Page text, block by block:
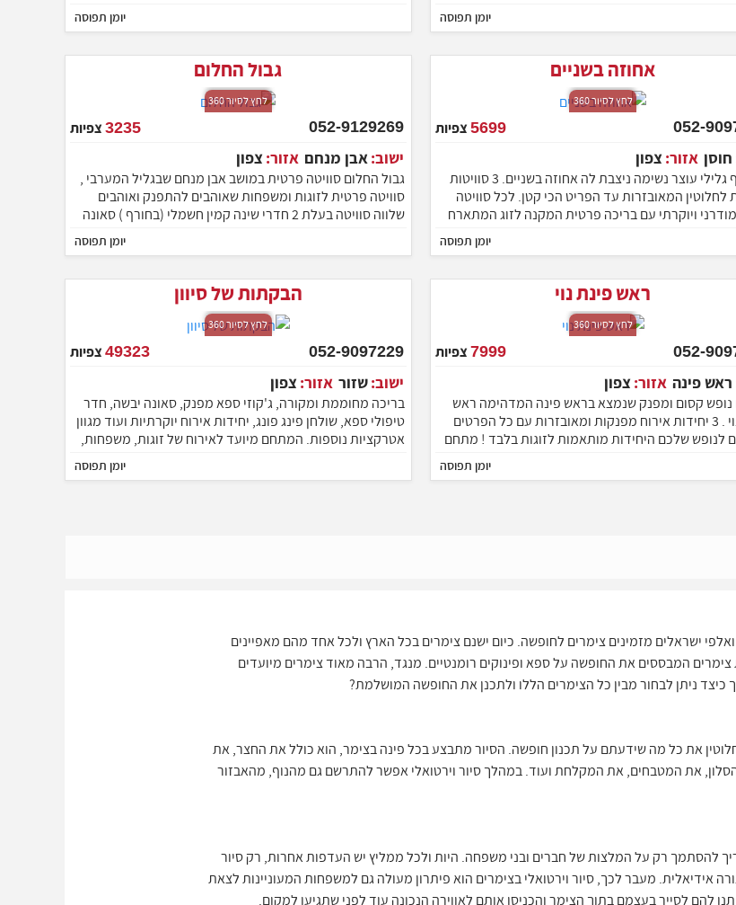
יומן תפוסה
שחיה, ג'קוזי ספא, סאונה ועוד. מחכים לארח אתכם
יומן תפוסה
גבול החלום
לחץ לסיור 360
052-9129269
3235 צפיות
ישוב:אבן מנחם אזור:צפון
גבול החלום סוויטה פרטית במושב אבן מנחם שבגליל המערבי ,
סוויטה פרטית לזוגות ומשפחות שאוהבים להתפנק ואוהבים
שלווה סוויטה בעלת 2 חדרי שינה קמין חשמלי (בחורף ) סאונה
פרטית , גקו'יזי ספא זוגי , בריכה פרטית , עמדת מנגל BBQ
ועוד פינוקים ללא הפסקה ניתן לארח בסוויטה עד 5 נופשים
יומן תפוסה
אחוזה בשניים
לחץ לסיור 360
052-
5699 צפיות
חוסן אזור:צפון
מול נוף גלילי עוצר נשימה ניצבת לה אחוזה בשניים. 3 סוויטות
לחלוטין המאובזרות עד הפריט הכי קטן. לכל סוויטה
ויוקרתי עם בריכה פרטית המקנה לזוג המתארח
ופרטיות מוחלטת. אז אל תתלבטו ותרשו לעצמכם
בחופשה בלתי נשכחת שתשאיר לכם טעם של עוד...
יומן תפוסה
הבקתות של סיוון
לחץ לסיור 360
052-9097229
49323 צפיות
ישוב:שזור אזור:צפון
בריכה מחוממת ומקורה, ג'קוזי ספא מפנק, סאונה יבשה, חדר
טיפולי ספא, שולחן פינג פונג, יחידות אירוח יוקרתיות ועוד מגוון
אטרקציות נוספות. המתחם מיועד לאירוח של זוגות, משפחות,
יומן תפוסה
ראש פינת נוי
לחץ לסיור 360
052-
7999 צפיות
ראש פינה אזור:צפון
קסום ומפנק שנמצא בראש פינה המדהימה ראש
פינת נוי . 3 יחידות אירוח מפנקות ומאובזרות עם כל הפרטים
לנופש שלכם היחידות מותאמות לזוגות בלבד ! מתחם
משקיף על נופים יפייפים של כנרת ורמת הגולן באזור
משובחות רבות, אטרקציות ומסלולי טיול.יומן תפוסה
ישראלים מזמינים צימרים לחופשה. כיום ישנם צימרים בכל הארץ ולכל אחד מהם מאפיינים
המבססים את החופשה על ספא ופינוקים רומנטיים. מנגד, הרבה מאוד צימרים מיועדים
כיצד ניתן לבחור מבין כל הצימרים הללו ולתכנן את החופשה המושלמת?
צימרים משנה לחלוטין את כל מה שידעתם על תכנון חופשה. הסיור מתבצע בכל פינה בצימר, הוא כולל את החצר, את
את המטבחים, את המקלחת ועוד. במהלך סיור וירטואלי אפשר להתרשם גם מהנוף, מהאבזור